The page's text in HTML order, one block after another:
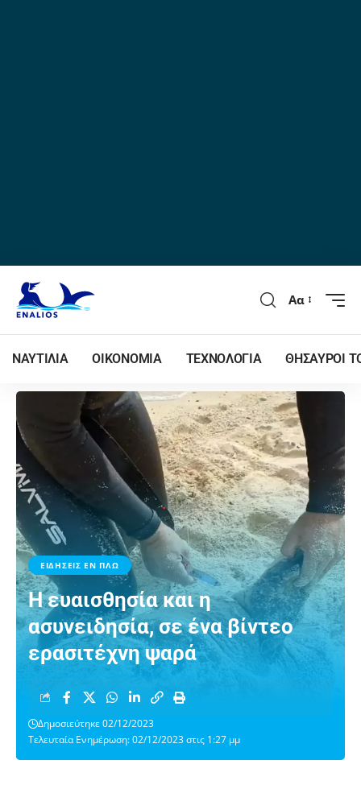
Αα
ΝΑΥΤΙΛΙΑ ΟΙΚΟΝΟΜΙΑ ΤΕΧΝΟΛΟΓΙΑ ΘΗΣΑΥΡΟΙ
ΕΙΔΗΣΕΙΣ ΕΝ ΠΛΩ
Η ευαισθησία και η
ασυνειδησία, σε ένα βίντεο
ερασιτέχνη ψαρά
Τελευταία Ενημέρωση: 02/12/2023 στις 1:27 μμ
Δημοσιεύτηκε 02/12/2023